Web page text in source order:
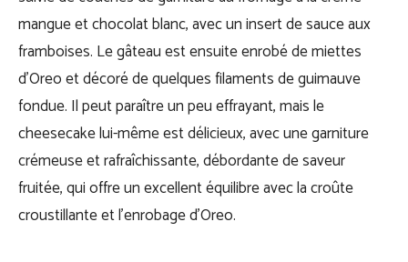
mangue et chocolat blanc, avec un insert de sauce aux
framboises. Le gâteau est ensuite enrobé de miettes
d’Oreo et décoré de quelques filaments de guimauve
fondue. Il peut paraître un peu effrayant, mais le
cheesecake lui-même est délicieux, avec une garniture
crémeuse et rafraîchissante, débordante de saveur
fruitée, qui offre un excellent équilibre avec la croûte
croustillante et l’enrobage d’Oreo.